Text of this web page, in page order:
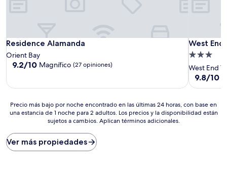
Residence Alamanda
Residence Alamanda
Orient Bay
9.2
Magnífico,
opiniones)
9.2/10 Magnífico (27 opiniones)
West End
West End
Propiedad
de
3.0
estrellas
West End
9.8
(6
9.8/10
Precio
más
por
noche
encontrado
Precio más bajo por noche encontrado en las últimas 24 horas, con base en
una estancia de 1 noche para 2 adultos. Los precios y la disponibilidad están
sujetos a cambios. Aplican términos adicionales.
Ver más propiedades